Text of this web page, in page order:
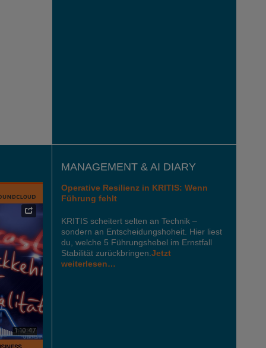
MANAGEMENT & AI DIARY
Operative Resilienz in KRITIS: Wenn
Führung fehlt
KRITIS scheitert selten an Technik –
sondern an Entscheidungshoheit. Hier liest
du, welche 5 Führungshebel im Ernstfall
Stabilität zurückbringen. Jetzt
weiterlesen…